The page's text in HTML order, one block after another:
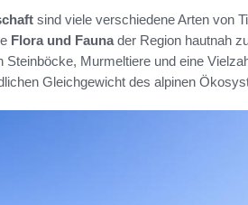
sind viele verschiedene Arten von
Flora und Faunader Region hautnah
Steinböcke, Murmeltiere und eine
Gleichgewicht des alpinen